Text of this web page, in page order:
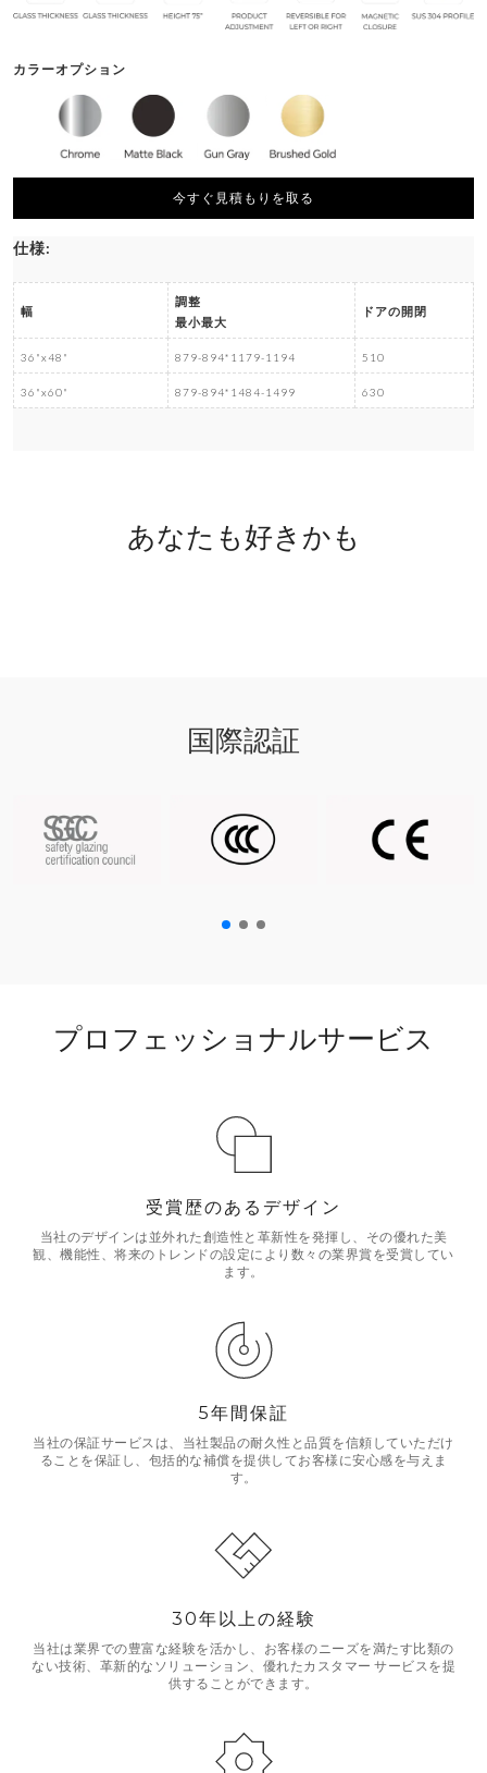
カラーオプション
今すぐ見積もりを取る
仕様:
幅
調整
最小最大
ドアの開閉
36"x48" 879-894*1179-1194 510
36"x60" 879-894*1484-1499 630
あなたも好きかも
国際認証
プロフェッショナルサービス
受賞歴のあるデザイン
当社のデザインは並外れた創造性と革新性を発揮し、その優れた美
観、機能性、将来のトレンドの設定により数々の業界賞を受賞してい
ます。
5年間保証
当社の保証サービスは、当社製品の耐久性と品質を信頼していただけ
ることを保証し、包括的な補償を提供してお客様に安心感を与えま
す。
30年以上の経験
当社は業界での豊富な経験を活かし、お客様のニーズを満たす比類の
ない技術、革新的なソリューション、優れたカスタマー サービスを提
供することができます。